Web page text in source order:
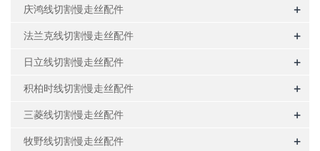
庆鸿线切割慢走丝配件 +
法兰克线切割慢走丝配件 +
日立线切割慢走丝配件 +
积柏时线切割慢走丝配件 +
三菱线切割慢走丝配件 +
牧野线切割慢走丝配件 +